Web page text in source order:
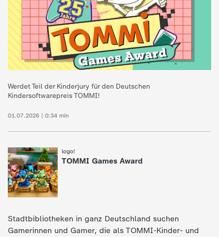
e
K
n
d
n
Werdet Teil der Kinderjury für den Deutschen
Kindersoftwarepreis TOMMI!
01.07.2026 | 0:34 min
logo!
: TOMMI Games Award
Stadtbibliotheken in ganz Deutschland suchen
Gamerinnen und Gamer, die als TOMMI-Kinder- und